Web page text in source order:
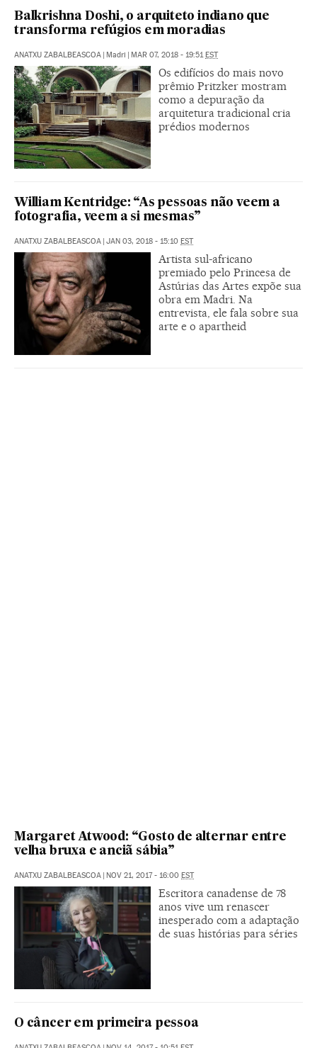
Balkrishna Doshi, o arquiteto indiano que
transforma refúgios em moradias
ANATXU ZABALBEASCOA | Madri | MAR 07, 2018 - 19:51EST
Os edifícios do mais novo
prêmio Pritzker mostram
como a depuração da
arquitetura tradicional cria
prédios modernos
William Kentridge: “As pessoas não veem a
fotografia, veem a si mesmas”
ANATXU ZABALBEASCOA | JAN 03, 2018 - 15:10 EST
Artista sul-africano
premiado pelo Princesa de
Astúrias das Artes expõe sua
obra em Madri. Na
entrevista, ele fala sobre sua
arte e o apartheid
Margaret Atwood: “Gosto de alternar entre
velha bruxa e anciã sábia”
ANATXU ZABALBEASCOA | NOV 21, 2017 - 16:00 EST
Escritora canadense de 78
anos vive um renascer
inesperado com a adaptação
de suas histórias para séries
​O câncer em primeira pessoa